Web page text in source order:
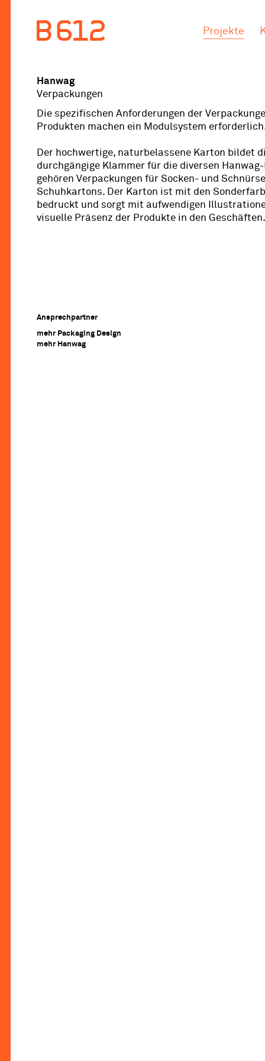
Projekte
Hanwag
Verpackungen
Die spezifischen Anforderungen der
Produkten machen ein Modulsystem
Der hochwertige, naturbelassene Karton bildet
durchgängige Klammer für die diversen
gehören Verpackungen für Socken- und
Schuhkartons. Der Karton ist mit den
bedruckt und sorgt mit aufwendigen
visuelle Präsenz der Produkte in den Geschäften.
Ansprechpartner
mehr Packaging Design
mehr Hanwag